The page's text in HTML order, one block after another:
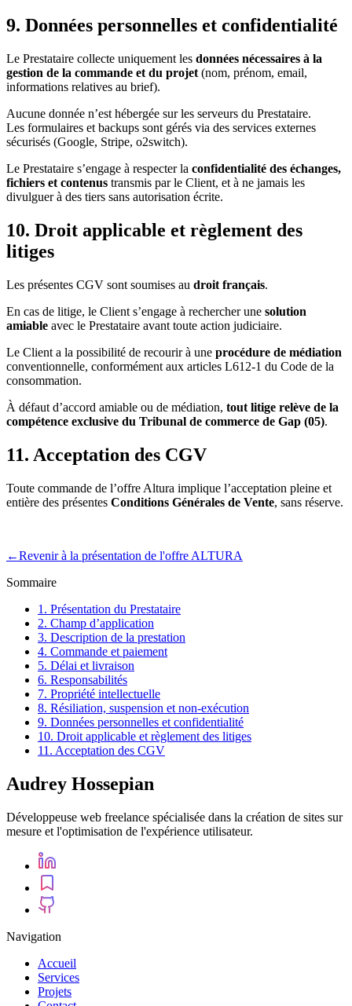
9. Données personnelles et confidentialité
Le Prestataire collecte uniquement les données nécessaires à la
gestion de la commande et du projet (nom, prénom, email,
informations relatives au brief).
Aucune donnée n’est hébergée sur les serveurs du Prestataire.
Les formulaires et backups sont gérés via des services externes
sécurisés (Google, Stripe, o2switch).
Le Prestataire s’engage à respecter la confidentialité des échanges,
fichiers et contenus transmis par le Client, et à ne jamais les
divulguer à des tiers sans autorisation écrite.
10. Droit applicable et règlement des
litiges
Les présentes CGV sont soumises au droit français.
En cas de litige, le Client s’engage à rechercher une solution
amiable avec le Prestataire avant toute action judiciaire.
Le Client a la possibilité de recourir à une procédure de médiation
conventionnelle, conformément aux articles L612-1 du Code de la
consommation.
À défaut d’accord amiable ou de médiation, tout litige relève de la
compétence exclusive du Tribunal de commerce de Gap (05).
11. Acceptation des CGV
Toute commande de l’offre Altura implique l’acceptation pleine et
entière des présentes Conditions Générales de Vente, sans réserve.
←Revenir à la présentation de l'offre ALTURA
Sommaire
1. Présentation du Prestataire
2. Champ d’application
3. Description de la prestation
4. Commande et paiement
5. Délai et livraison
6. Responsabilités
7. Propriété intellectuelle
8. Résiliation, suspension et non-exécution
9. Données personnelles et confidentialité
10. Droit applicable et règlement des litiges
11. Acceptation des CGV
Audrey Hossepian
Développeuse web freelance spécialisée dans la création de sites sur
mesure et l'optimisation de l'expérience utilisateur.
Navigation
Accueil
Services
Projets